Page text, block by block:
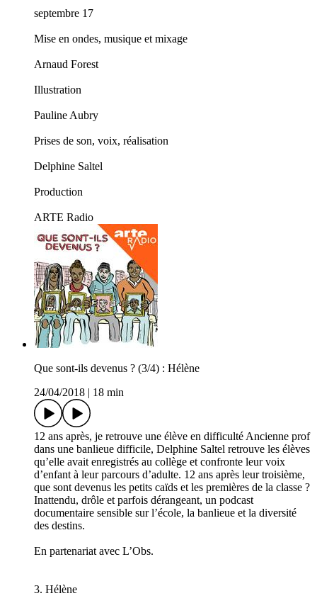
septembre 17
Mise en ondes, musique et mixage
Arnaud Forest
Illustration
Pauline Aubry
Prises de son, voix, réalisation
Delphine Saltel
Production
ARTE Radio
Que sont-ils devenus ? (3/4) : Hélène
24/04/2018
18 min
12 ans après, je retrouve une élève en difficulté Ancienne prof
dans une banlieue difficile, Delphine Saltel retrouve les élèves
qu’elle avait enregistrés au collège et confronte leur voix
d’enfant à leur parcours d’adulte. 12 ans après leur troisième,
que sont devenus les petits caïds et les premières de la classe ?
Inattendu, drôle et parfois dérangeant, un podcast
documentaire sensible sur l’école, la banlieue et la diversité
des destins.
En partenariat avec L’Obs.
3. Hélène